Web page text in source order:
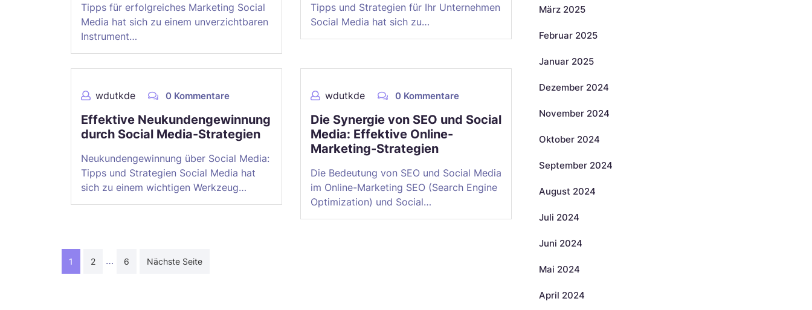
Tipps für erfolgreiches Marketing Social
Media hat sich zu einem unverzichtbaren
Instrument…
Tipps und Strategien für Ihr Unternehmen
Social Media hat sich zu…
wdutkde 0 Kommentare
Effektive Neukundengewinnung
durch Social Media-Strategien
Neukundengewinnung über Social Media:
Tipps und Strategien Social Media hat
sich zu einem wichtigen Werkzeug…
wdutkde 0 Kommentare
Die Synergie von SEO und Social
Media: Effektive Online-
Marketing-Strategien
Die Bedeutung von SEO und Social Media
im Online-Marketing SEO (Search Engine
Optimization) und Social…
Seitennummerierung
1 2 … 6 Nächste Seite
März 2025
Februar 2025
Januar 2025
Dezember 2024
November 2024
Oktober 2024
September 2024
August 2024
Juli 2024
Juni 2024
Mai 2024
April 2024